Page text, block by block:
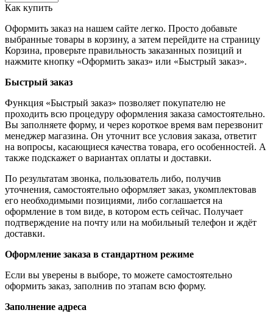
Как купить
Оформить заказ на нашем сайте легко. Просто добавьте
выбранные товары в корзину, а затем перейдите на страницу
Корзина, проверьте правильность заказанных позиций и
нажмите кнопку «Оформить заказ» или «Быстрый заказ».
Быстрый заказ
Функция «Быстрый заказ» позволяет покупателю не
проходить всю процедуру оформления заказа самостоятельно.
Вы заполняете форму, и через короткое время вам перезвонит
менеджер магазина. Он уточнит все условия заказа, ответит
на вопросы, касающиеся качества товара, его особенностей. А
также подскажет о вариантах оплаты и доставки.
По результатам звонка, пользователь либо, получив
уточнения, самостоятельно оформляет заказ, укомплектовав
его необходимыми позициями, либо соглашается на
оформление в том виде, в котором есть сейчас. Получает
подтверждение на почту или на мобильный телефон и ждёт
доставки.
Оформление заказа в стандартном режиме
Если вы уверены в выборе, то можете самостоятельно
оформить заказ, заполнив по этапам всю форму.
Заполнение адреса